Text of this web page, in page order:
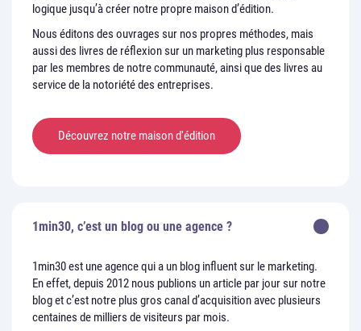
logique jusqu’à créer notre propre maison d’édition.
Nous éditons des ouvrages sur nos propres méthodes, mais
aussi des livres de réflexion sur un marketing plus responsable
par les membres de notre communauté, ainsi que des livres au
service de la notoriété des entreprises.
Découvrez notre maison d'édition
1min30, c’est un blog ou une agence ?
1min30 est une agence qui a un blog influent sur le marketing.
En effet, depuis 2012 nous publions un article par jour sur notre
blog et c’est notre plus gros canal d’acquisition avec plusieurs
centaines de milliers de visiteurs par mois.